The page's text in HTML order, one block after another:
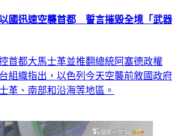
國迅速空襲首都 誓言摧毀全境「武器
首都大馬士革並推翻總統阿塞德政權
組織指出，以色列今天空襲前敘國政府
革、南部和沿海等地區。